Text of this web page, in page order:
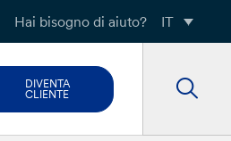
Hai bisogno di aiuto? IT
DIVENTA
CLIENTE